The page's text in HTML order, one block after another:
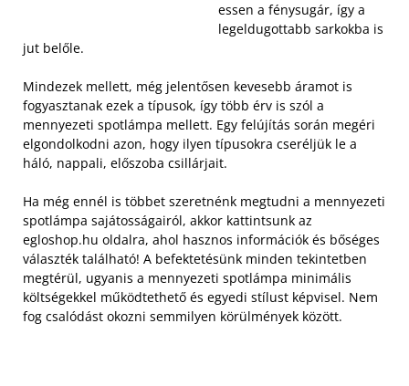
essen a fénysugár, így a
legeldugottabb sarkokba is
jut belőle.
Mindezek mellett, még jelentősen kevesebb áramot is
fogyasztanak ezek a típusok, így több érv is szól a
mennyezeti spotlámpa mellett. Egy felújítás során megéri
elgondolkodni azon, hogy ilyen típusokra cseréljük le a
háló, nappali, előszoba csillárjait.
Ha még ennél is többet szeretnénk megtudni a mennyezeti
spotlámpa sajátosságairól, akkor kattintsunk az
egloshop.hu oldalra, ahol hasznos információk és bőséges
választék található! A befektetésünk minden tekintetben
megtérül, ugyanis a mennyezeti spotlámpa minimális
költségekkel működtethető és egyedi stílust képvisel. Nem
fog csalódást okozni semmilyen körülmények között.